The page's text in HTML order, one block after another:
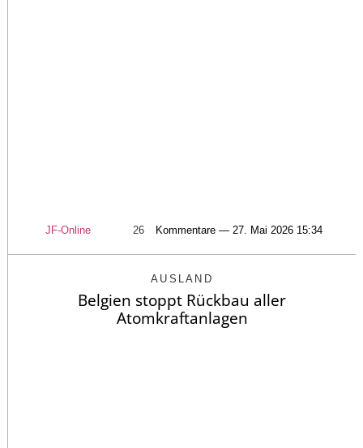
JF-Online 26 Kommentare — 27. Mai 2026 15:34
AUSLAND
Belgien stoppt Rückbau aller
Atomkraftanlagen